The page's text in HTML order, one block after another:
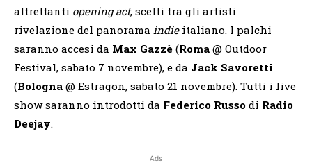
altrettanti opening act, scelti tra gli artisti
rivelazione del panorama indieitaliano. I palchi
saranno accesi da Max Gazzè (Roma @ Outdoor
Festival, sabato 7 novembre), e da Jack Savoretti
(Bologna @ Estragon, sabato 21 novembre). Tutti i live
show saranno introdotti da Federico Russo di Radio
Deejay.
Ads